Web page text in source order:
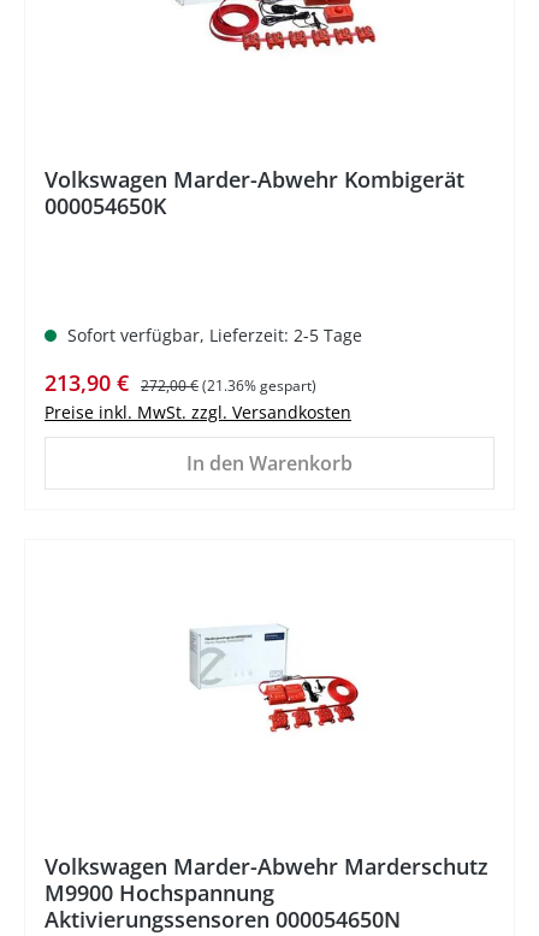
Volkswagen Marder-Abwehr Kombigerät
000054650K
Sofort verfügbar, Lieferzeit: 2-5 Tage
Verkaufspreis:
213,90 € Regulärer Preis:
272,00 €(21.36% gespart)
Preise inkl. MwSt. zzgl. Versandkosten
In den Warenkorb
Volkswagen Marder-Abwehr Marderschutz
M9900 Hochspannung
Aktivierungssensoren 000054650N